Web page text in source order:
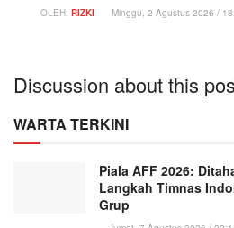
OLEH: RIZKI Minggu, 2 Agustus 2026 /
Discussion about this
WARTA TERKINI
Piala AFF 2026:
Langkah Timnas
Grup